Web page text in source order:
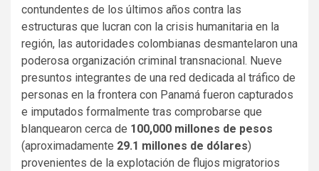
contundentes de los últimos años contra las
estructuras que lucran con la crisis humanitaria en la
región, las autoridades colombianas desmantelaron una
poderosa organización criminal transnacional. Nueve
presuntos integrantes de una red dedicada al tráfico de
personas en la frontera con Panamá fueron capturados
e imputados formalmente tras comprobarse que
blanquearon cerca de 100,000 millones de pesos
(aproximadamente 29.1 millones de dólares)
provenientes de la explotación de flujos migratorios